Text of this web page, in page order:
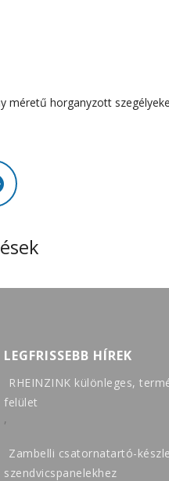
méretű horganyzott
LEGFRISSEBB HÍREK
RHEINZINK különleges,
felület
,
Zambelli csatornatartó-
szendvicspanelekhez